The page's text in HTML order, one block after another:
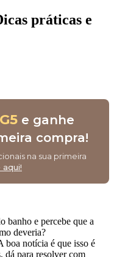
práticas e
e ganhe
compra!
na sua primeira
aqui!
banho e percebe que a
deveria?
boa notícia é que isso é
dá para resolver com